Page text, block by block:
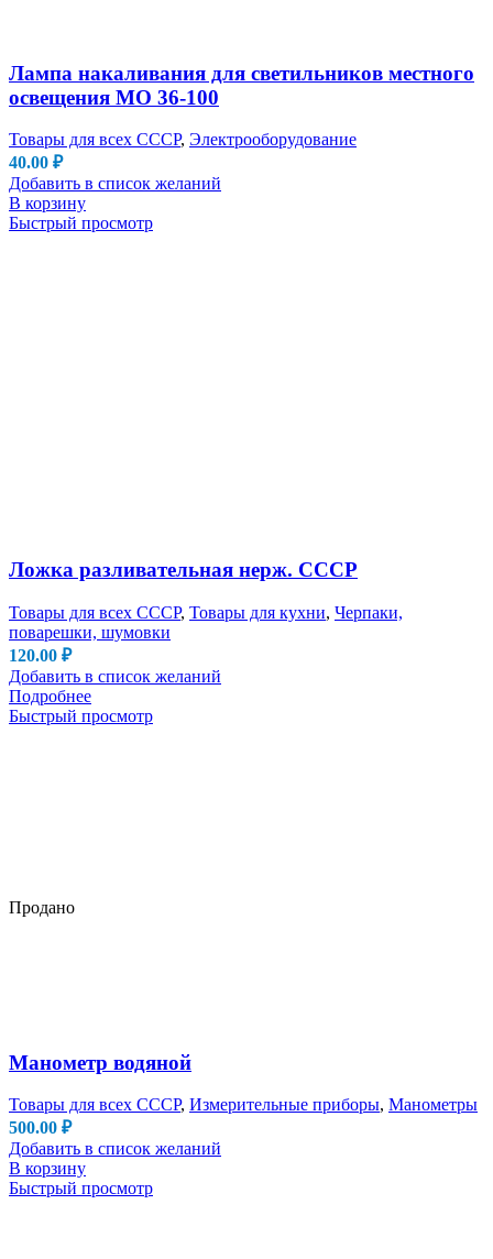
Лампа накаливания для светильников местного
освещения МО 36-100
Товары для всех СССР, Электрооборудование
40.00 ₽
Добавить в список желаний
В корзину
Быстрый просмотр
Продано
Ложка разливательная нерж. СССР
Товары для всех СССР, Товары для кухни, Черпаки,
поварешки, шумовки
120.00 ₽
Добавить в список желаний
Подробнее
Быстрый просмотр
Манометр водяной
Товары для всех СССР, Измерительные приборы, Манометры
500.00 ₽
Добавить в список желаний
В корзину
Быстрый просмотр